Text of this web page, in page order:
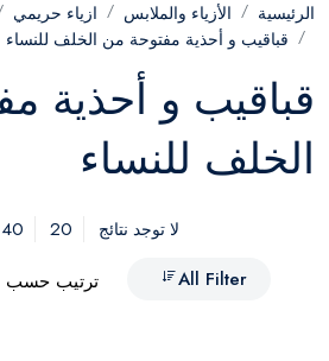
الرئيسية الأزياء والملابس ازياء حريمي
قباقيب و أحذية مفتوحة من الخلف للنساء
قباقيب و أحذية
الخلف للنساء
لا توجد نتائج 20
40
All Filter
ترتيب حسب